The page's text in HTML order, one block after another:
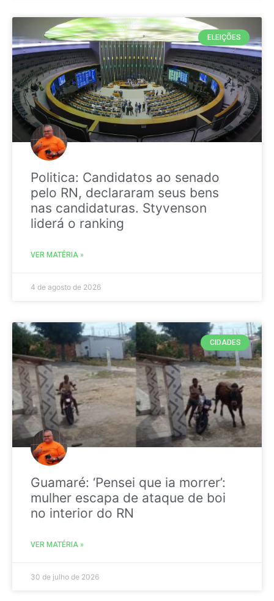
ELEIÇÕES
Politica: Candidatos ao senado
pelo RN, declararam seus bens
nas candidaturas. Styvenson
liderá o ranking
VER MATÉRIA »
4 de agosto de 2026
CIDADES
Guamaré: ‘Pensei que ia morrer’:
mulher escapa de ataque de boi
no interior do RN
VER MATÉRIA »
30 de julho de 2026